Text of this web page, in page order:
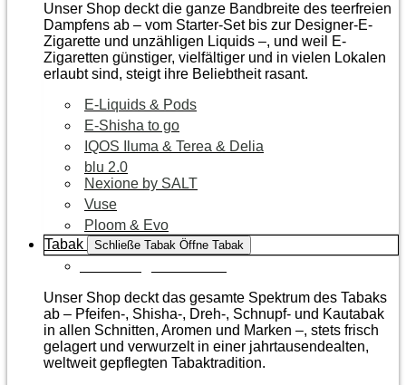
Unser Shop deckt die ganze Bandbreite des teerfreien
Dampfens ab – vom Starter-Set bis zur Designer-E-
Zigarette und unzähligen Liquids –, und weil E-
Zigaretten günstiger, vielfältiger und in vielen Lokalen
erlaubt sind, steigt ihre Beliebtheit rasant.
E-Liquids & Pods
E-Shisha to go
IQOS Iluma & Terea & Delia
blu 2.0
Nexione by SALT
Vuse
Ploom & Evo
Tabak
Schließe Tabak Öffne Tabak
Unser Shop deckt das gesamte Spektrum des Tabaks
ab – Pfeifen-, Shisha-, Dreh-, Schnupf- und Kautabak
in allen Schnitten, Aromen und Marken –, stets frisch
gelagert und verwurzelt in einer jahrtausendealten,
weltweit gepflegten Tabaktradition.